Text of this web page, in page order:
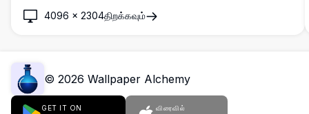
4096 × 2304திறக்கவும்
© 2026 Wallpaper Alchemy
GET IT ON விரைவில்